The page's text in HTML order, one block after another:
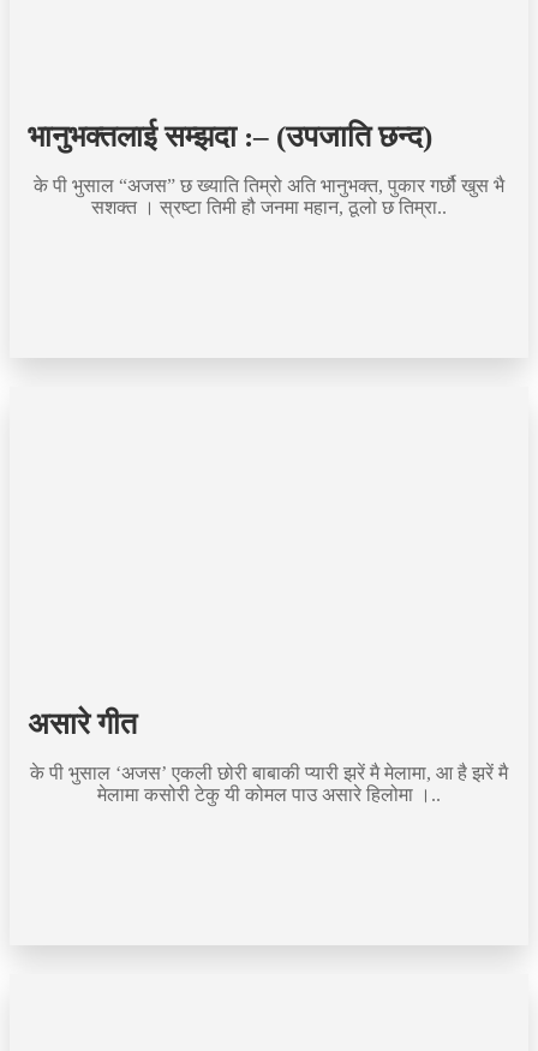
भानुभक्तलाई सम्झदा :– (उपजाति छन्द)
के पी भुसाल “अजस” छ ख्याति तिम्रो अति भानुभक्त, पुकार गर्छौ खुस भै
सशक्त । स्रष्टा तिमी हौ जनमा महान, ठूलो छ तिम्रा..
असारे गीत
के पी भुसाल ‘अजस’ एकली छोरी बाबाकी प्यारी झरें मै मेलामा, आ है झरें मै
मेलामा कसोरी टेकु यी कोमल पाउ असारे हिलोमा ।..